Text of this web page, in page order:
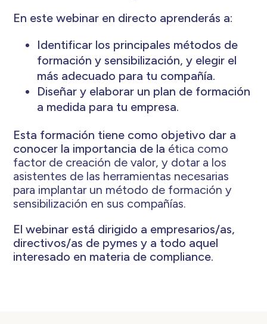
En este webinar en directo aprenderás a:
Identificar los principales métodos de
formación y sensibilización, y elegir el
más adecuado para tu compañía.
Diseñar y elaborar un plan de formación
a medida para tu empresa.
Esta formación tiene como objetivo dar a
conocer la importancia de la ética como
factor de creación de valor, y dotar a los
asistentes de las herramientas necesarias
para implantar un método de formación y
sensibilización en sus compañías.
El webinar está dirigido a empresarios/as,
directivos/as de pymes y a todo aquel
interesado en materia de compliance.